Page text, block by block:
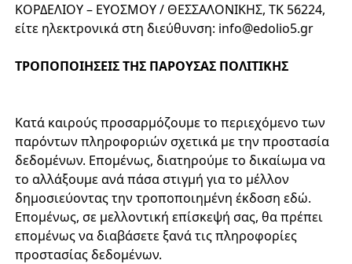
ΚΟΡΔΕΛΙΟΥ – ΕΥΟΣΜΟΥ / ΘΕΣΣΑΛΟΝΙΚΗΣ, ΤΚ 56224,
είτε ηλεκτρονικά στη διεύθυνση: info@edolio5.gr
ΤΡΟΠΟΠΟΙΗΣΕΙΣ ΤΗΣ ΠΑΡΟΥΣΑΣ ΠΟΛΙΤΙΚΗΣ
Κατά καιρούς προσαρμόζουμε το περιεχόμενο των
παρόντων πληροφοριών σχετικά με την προστασία
δεδομένων. Επομένως, διατηρούμε το δικαίωμα να
το αλλάξουμε ανά πάσα στιγμή για το μέλλον
δημοσιεύοντας την τροποποιημένη έκδοση εδώ.
Επομένως, σε μελλοντική επίσκεψή σας, θα πρέπει
επομένως να διαβάσετε ξανά τις πληροφορίες
προστασίας δεδομένων.